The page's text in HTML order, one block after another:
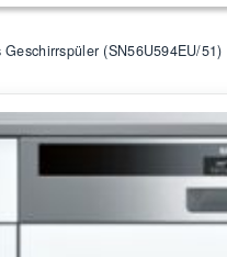
(SN56U594EU/51)